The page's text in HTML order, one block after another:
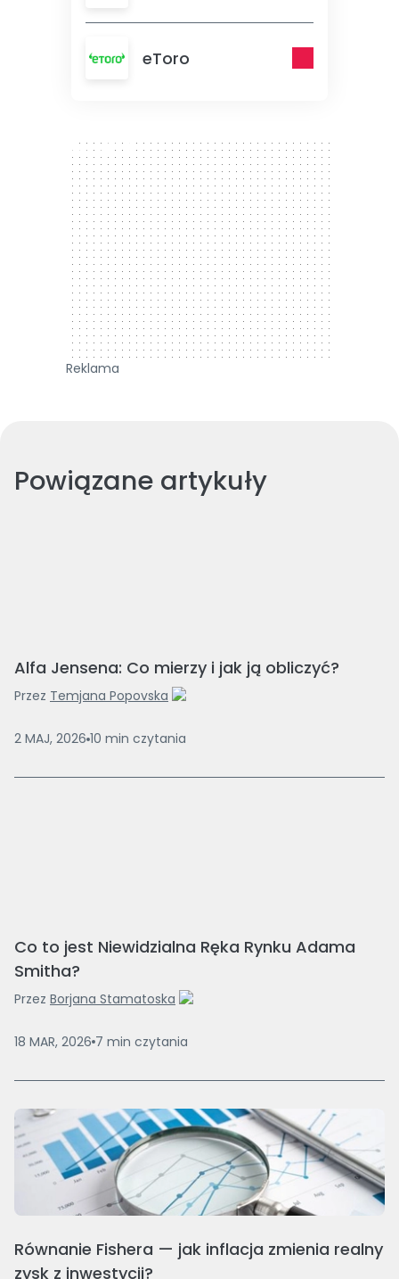
eToro
300 x 250
Reklama
Powiązane artykuły
Alfa Jensena: Co mierzy i jak ją obliczyć?
Przez Temjana Popovska
2 MAJ, 2026 10 min czytania
Co to jest Niewidzialna Ręka Rynku Adama
Smitha?
Przez Borjana Stamatoska
18 MAR, 2026 7 min czytania
Równanie Fishera — jak inflacja zmienia realny
zysk z inwestycji?